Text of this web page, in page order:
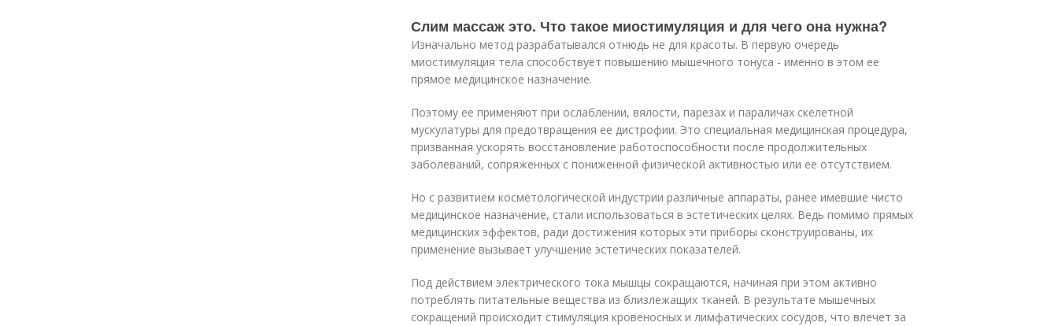
Слим массаж это. Что такое миостимуляция и для чего она нужна?
Изначально метод разрабатывался отнюдь не для красоты. В первую очередь
миостимуляция тела способствует повышению мышечного тонуса - именно в этом ее
прямое медицинское назначение.
Поэтому ее применяют при ослаблении, вялости, парезах и параличах скелетной
мускулатуры для предотвращения ее дистрофии. Это специальная медицинская процедура,
призванная ускорять восстановление работоспособности после продолжительных
заболеваний, сопряженных с пониженной физической активностью или ее отсутствием.
Но с развитием косметологической индустрии различные аппараты, ранее имевшие чисто
медицинское назначение, стали использоваться в эстетических целях. Ведь помимо прямых
медицинских эффектов, ради достижения которых эти приборы сконструированы, их
применение вызывает улучшение эстетических показателей.
Под действием электрического тока мышцы сокращаются, начиная при этом активно
потреблять питательные вещества из близлежащих тканей. В результате мышечных
сокращений происходит стимуляция кровеносных и лимфатических сосудов, что влечет за